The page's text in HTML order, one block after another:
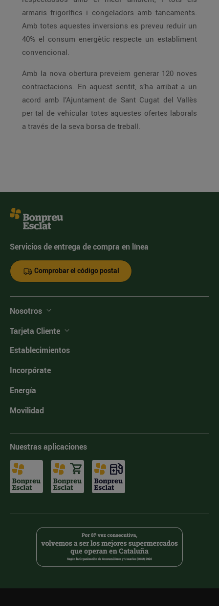
armaris frigorífics i congeladors amb tancaments.
Amb totes aquestes inversions es preveu reduir un
40% el consum energètic respecte un establiment
convencional.
Amb la nova obertura preveiem generar 120 noves
contractacions. En aquest sentit, s’ha arribat a un
acord amb l’Ajuntament de Sant Cugat del Vallès
per tal de vehicular totes aquestes ofertes laborals
a través de la seva borsa de treball.
Servicios de entrega de compra en línea
Comprobar el código postal
Nosotros
Tarjeta Cliente
Establecimientos
Incorpórate
Energía
Movilidad
Nuestras aplicaciones